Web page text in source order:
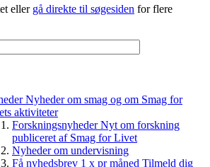
eller gå direkte til søgesiden for flere
Nyheder om smag og om Smag for
aktiviteter
ForskningsnyhederNyt om forskning
publiceret af Smag for Livet
Nyheder om undervisning
Få nyhedsbrev 1 x pr måned Tilmeld dig